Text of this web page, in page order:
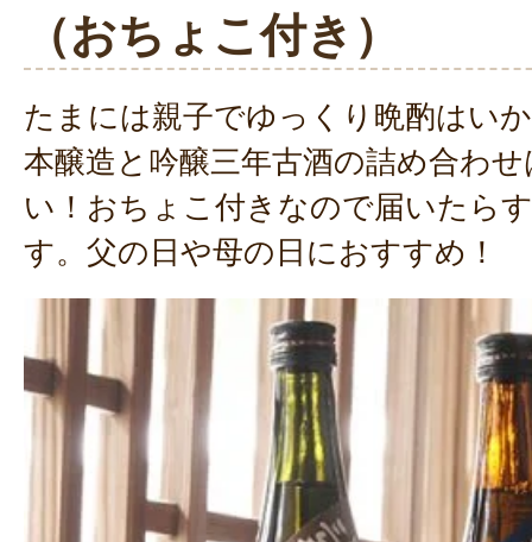
（おちょこ付き）
たまには親子でゆっくり晩酌はい
本醸造と吟醸三年古酒の詰め合わ
い！おちょこ付きなので届いたら
す。父の日や母の日におすすめ！